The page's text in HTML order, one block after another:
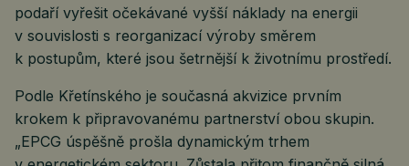
podaří vyřešit očekávané vyšší náklady na energii
v souvislosti s reorganizací výroby směrem
k postupům, které jsou šetrnější k životnímu prostředí.
Podle Křetínského je současná akvizice prvním
krokem k připravovanému partnerství obou skupin.
„EPCG úspěšně prošla dynamickým trhem